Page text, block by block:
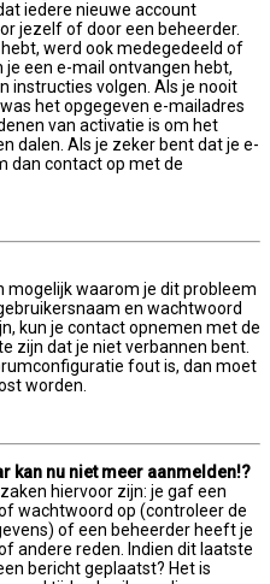
iedere nieuwe account
jezelf of door een beheerder.
werd ook medegedeeld of
je een e-mail ontvangen hebt,
instructies volgen. Als je nooit
het opgegeven e-mailadres
van activatie is om het
dalen. Als je zeker bent dat je e-
dan contact op met de
mogelijk waarom je dit probleem
en wachtwoord
kun je contact opnemen met de
zijn dat je niet verbannen bent.
fout is, dan moet
worden.
kan nu niet meer aanmelden!?
hiervoor zijn: je gaf een
wachtwoord op (controleer de
of een beheerder heeft je
andere reden. Indien dit laatste
bericht geplaatst? Het is